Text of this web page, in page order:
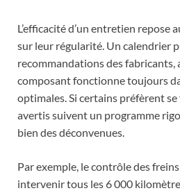
L’efficacité d’un entretien repose
sur leur régularité. Un calendrier
recommandations des fabricants,
composant fonctionne toujours
optimales. Si certains préfèrent se
avertis suivent un programme
bien des déconvenues.
Par exemple, le contrôle des
intervenir tous les 6 000